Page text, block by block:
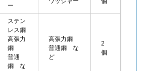
ー
ステン
レス鋼
高張力
鋼
普通
鋼 な
高張力鋼
普通鋼 な
ど
2
個